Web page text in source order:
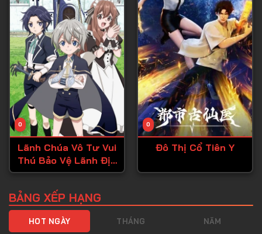
Tập 41
Tập 42
Tập 43
Tập 44
Tập 45
Tập 46
Tập 47
Tập 49
0
Lãnh Chúa Vô Tư Vui
Thú Bảo Vệ Lãnh Địa
~ Biến ngôi làng vô
mạnh nhất bằng ma
pháp hệ sản xuất ~
0
Đô Thị Cổ Tiên Y
BẢNG XẾP HẠNG
HOT NGÀY THÁNG NĂM